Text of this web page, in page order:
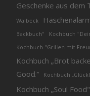
Geschenke aus dem
Walbeck
Backbuch"
Kochbuch
Kochbuch "Grillen mit
Kochbuch „Brot
Good.“
Kochbuch
Kochbuch „Soul Food"